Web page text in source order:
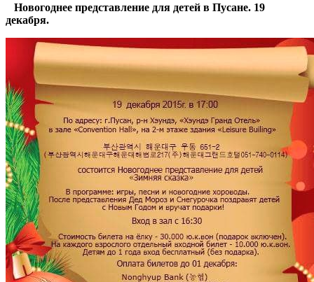
Новогоднее представление для детей в Пусане. 19
декабря.